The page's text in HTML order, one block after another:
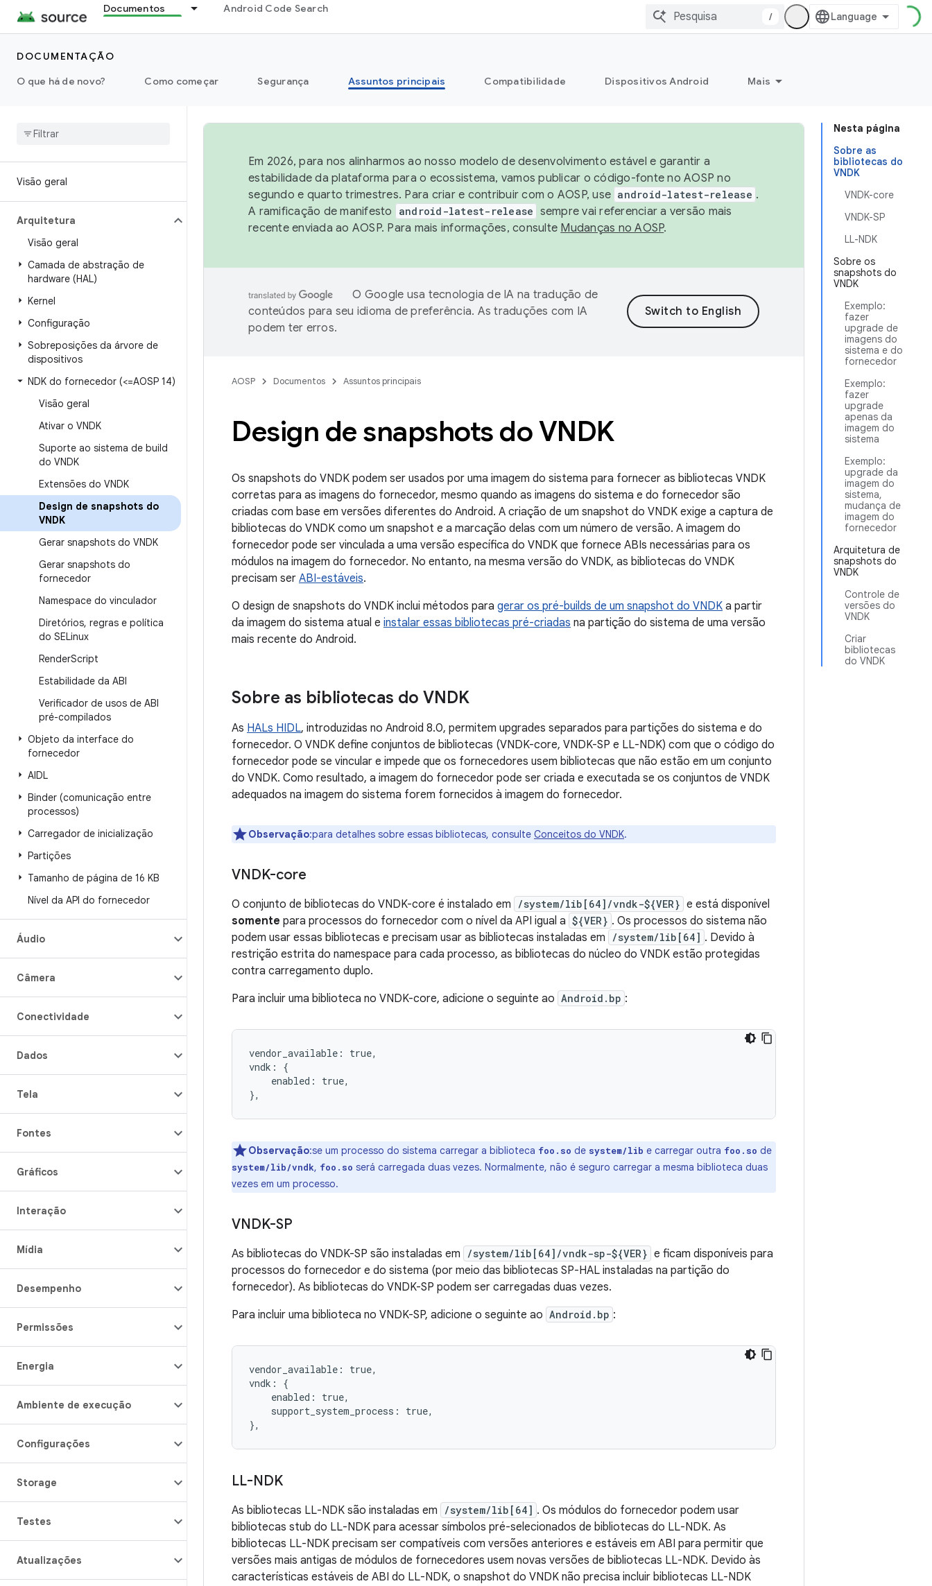
Documentos Android Code Search
/
DOCUMENTAÇÃO
O que há de novo?
Como começar Segurança Assuntos principais Compatibilidade Dispositivos Android Mais
Visão geral
Arquitetura
Visão geral
Camada de abstração de
hardware (HAL)
Kernel
Configuração
Sobreposições da árvore de
dispositivos
NDK do fornecedor (<=AOSP 14)
Visão geral
Ativar o VNDK
Suporte ao sistema de build
do VNDK
Extensões do VNDK
Design de snapshots do
VNDK
Gerar snapshots do VNDK
Gerar snapshots do
fornecedor
Namespace do vinculador
Diretórios, regras e política
do SELinux
RenderScript
Estabilidade da ABI
Verificador de usos de ABI
pré-compilados
Objeto da interface do
fornecedor
AIDL
Binder (comunicação entre
processos)
Carregador de inicialização
Partições
Tamanho de página de 16 KB
Nível da API do fornecedor
Áudio
Câmera
Conectividade
Dados
Tela
Fontes
Gráficos
Interação
Mídia
Desempenho
Permissões
Energia
Ambiente de execução
Configurações
Storage
Testes
Atualizações
Nesta página
Sobre as
bibliotecas do
VNDK
VNDK-core
VNDK-SP
LL-NDK
Sobre os
snapshots do
VNDK
Exemplo:
fazer
upgrade de
imagens do
sistema e do
fornecedor
Exemplo:
fazer
upgrade
apenas da
imagem do
sistema
Exemplo:
upgrade da
imagem do
sistema,
mudança de
imagem do
fornecedor
Arquitetura de
snapshots do
VNDK
Controle de
versões do
VNDK
Criar
bibliotecas
do VNDK
Em 2026, para nos alinharmos ao nosso modelo de desenvolvimento estável e garantir a
estabilidade da plataforma para o ecossistema, vamos publicar o código-fonte no AOSP no
segundo e quarto trimestres. Para criar e contribuir com o AOSP, use android-latest-release .
A ramificação de manifesto
android-latest-release sempre vai referenciar a versão mais
recente enviada ao AOSP. Para mais informações, consulte Mudanças no AOSP.
O Google usa tecnologia de IA na tradução de
conteúdos para seu idioma de preferência. As traduções com IA
podem ter erros.
AOSP Documentos Assuntos principais
Design de snapshots do VNDK
Os snapshots do VNDK podem ser usados por uma imagem do sistema para fornecer as bibliotecas VNDK
corretas para as imagens do fornecedor, mesmo quando as imagens do sistema e do fornecedor são
criadas com base em versões diferentes do Android. A criação de um snapshot do VNDK exige a captura de
bibliotecas do VNDK como um snapshot e a marcação delas com um número de versão. A imagem do
fornecedor pode ser vinculada a uma versão específica do VNDK que fornece ABIs necessárias para os
módulos na imagem do fornecedor. No entanto, na mesma versão do VNDK, as bibliotecas do VNDK
precisam ser ABI-estáveis.
O design de snapshots do VNDK inclui métodos para gerar os pré-builds de um snapshot do VNDK a partir
da imagem do sistema atual e instalar essas bibliotecas pré-criadas na partição do sistema de uma versão
mais recente do Android.
Sobre as bibliotecas do VNDK
As HALs HIDL, introduzidas no Android 8.0, permitem upgrades separados para partições do sistema e do
fornecedor. O VNDK define conjuntos de bibliotecas (VNDK-core, VNDK-SP e LL-NDK) com que o código do
fornecedor pode se vincular e impede que os fornecedores usem bibliotecas que não estão em um conjunto
do VNDK. Como resultado, a imagem do fornecedor pode ser criada e executada se os conjuntos de VNDK
adequados na imagem do sistema forem fornecidos à imagem do fornecedor.
Observação:para detalhes sobre essas bibliotecas, consulte Conceitos do VNDK.
VNDK-core
O conjunto de bibliotecas do VNDK-core é instalado em /system/lib[64]/vndk-${VER} e está disponível
somente para processos do fornecedor com o nível da API igual a ${VER} . Os processos do sistema não
podem usar essas bibliotecas e precisam usar as bibliotecas instaladas em
/system/lib[64] . Devido à
restrição estrita do namespace para cada processo, as bibliotecas do núcleo do VNDK estão protegidas
contra carregamento duplo.
Para incluir uma biblioteca no VNDK-core, adicione o seguinte ao Android.bp :
vendor_available: true,
vndk: {
    enabled: true,
},
Observação:se um processo do sistema carregar a biblioteca foo.so de system/lib e carregar outra foo.so de
system/lib/vndk, foo.so será carregada duas vezes. Normalmente, não é seguro carregar a mesma biblioteca duas
vezes em um processo.
VNDK-SP
As bibliotecas do VNDK-SP são instaladas em /system/lib[64]/vndk-sp-${VER} e ficam disponíveis para
processos do fornecedor e do sistema (por meio das bibliotecas SP-HAL instaladas na partição do
fornecedor). As bibliotecas do VNDK-SP podem ser carregadas duas vezes.
Para incluir uma biblioteca no VNDK-SP, adicione o seguinte ao Android.bp :
vendor_available: true,
vndk: {
    enabled: true,
    support_system_process: true,
},
LL-NDK
As bibliotecas LL-NDK são instaladas em /system/lib[64] . Os módulos do fornecedor podem usar
bibliotecas stub do LL-NDK para acessar símbolos pré-selecionados de bibliotecas do LL-NDK. As
bibliotecas LL-NDK precisam ser compatíveis com versões anteriores e estáveis em ABI para permitir que
versões mais antigas de módulos de fornecedores usem novas versões de bibliotecas LL-NDK. Devido às
características estáveis de ABI do LL-NDK, o snapshot do VNDK não precisa incluir bibliotecas LL-NDK